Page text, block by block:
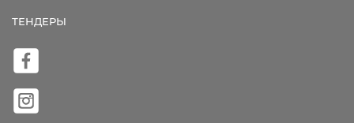
ТЕНДЕРЫ